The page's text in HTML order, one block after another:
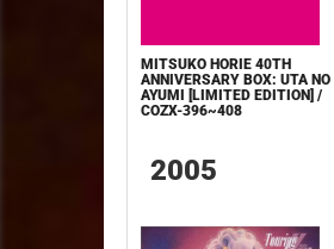
MITSUKO HORIE 40TH
ANNIVERSARY BOX: UTA NO
AYUMI [LIMITED EDITION] /
COZX-396~408
2005